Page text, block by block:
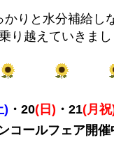
かりと水分補給し
り越えていきま
) ・20(日) ・21(月祝
コールフェア開催